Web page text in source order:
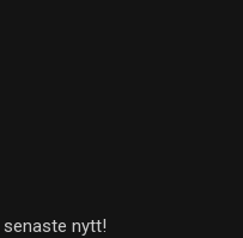
senaste nytt!